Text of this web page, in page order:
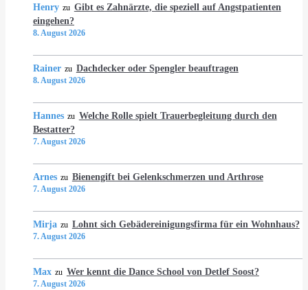
Henry zu Gibt es Zahnärzte, die speziell auf Angstpatienten
eingehen?
8. August 2026
Rainer zu Dachdecker oder Spengler beauftragen
8. August 2026
Hannes zu Welche Rolle spielt Trauerbegleitung durch den
Bestatter?
7. August 2026
Arnes zu Bienengift bei Gelenkschmerzen und Arthrose
7. August 2026
Mirja zu Lohnt sich Gebädereinigungsfirma für ein Wohnhaus?
7. August 2026
Max zu Wer kennt die Dance School von Detlef Soost?
7. August 2026